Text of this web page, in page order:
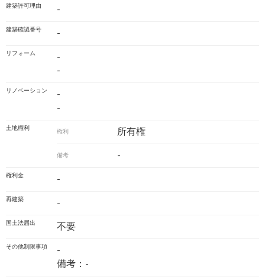
建築許可理由 -
建築確認番号 -
リフォーム
-
-
リノベーション
-
-
土地権利
権利 所有権
備考 -
権利金 -
再建築 -
国土法届出 不要
その他制限事項
-
備考：-